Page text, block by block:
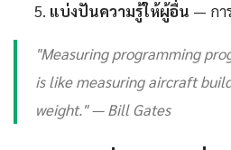
แบ่งปันความรู้ให้ผู้อื่น — กา
"Measuring programming
is like measuring aircraft
weight." — Bill Gates